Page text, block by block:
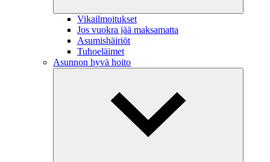
Vikailmoitukset
Jos vuokra jää maksamatta
Asumishäiriöt
Tuhoeläimet
Asunnon hyvä hoito